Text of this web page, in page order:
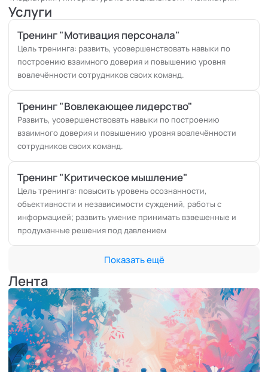
Услуги
Тренинг "Мотивация персонала"
Цель тренинга: развить, усовершенствовать навыки по
построению взаимного доверия и повышению уровня
вовлечённости сотрудников своих команд.
Тренинг "Вовлекающее лидерство"
Развить, усовершенствовать навыки по построению
взаимного доверия и повышению уровня вовлечённости
сотрудников своих команд.
Тренинг "Критическое мышление"
Цель тренинга: повысить уровень осознанности,
объективности и независимости суждений, работы с
информацией; развить умение принимать взвешенные и
продуманные решения под давлением
Показать ещё
Лента